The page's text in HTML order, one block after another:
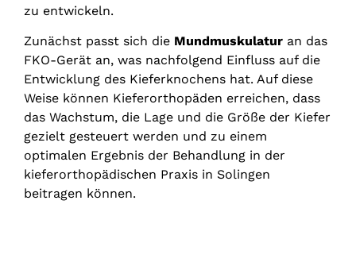
zu entwickeln.
Zunächst passt sich die Mundmuskulatur an das
FKO-Gerät an, was nachfolgend Einfluss auf die
Entwicklung des Kieferknochens hat. Auf diese
Weise können Kieferorthopäden erreichen, dass
das Wachstum, die Lage und die Größe der Kiefer
gezielt gesteuert werden und zu einem
optimalen Ergebnis der Behandlung in der
kieferorthopädischen Praxis in Solingen
beitragen können.